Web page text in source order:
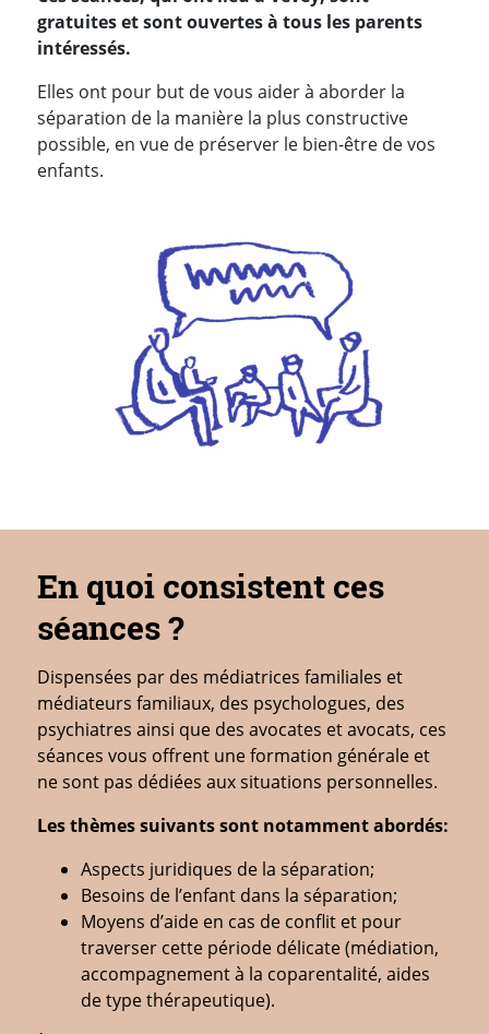
gratuites et sont ouvertes à tous les parents
intéressés.
Elles ont pour but de vous aider à aborder la
séparation de la manière la plus constructive
possible, en vue de préserver le bien-être de vos
enfants.
En quoi consistent ces
séances ?
Dispensées par des médiatrices familiales et
médiateurs familiaux, des psychologues, des
psychiatres ainsi que des avocates et avocats, ces
séances vous offrent une formation générale et
ne sont pas dédiées aux situations personnelles.
Les thèmes suivants sont notamment abordés:
Aspects juridiques de la séparation;
Besoins de l’enfant dans la séparation;
Moyens d’aide en cas de conflit et pour
traverser cette période délicate (médiation,
accompagnement à la coparentalité, aides
de type thérapeutique).